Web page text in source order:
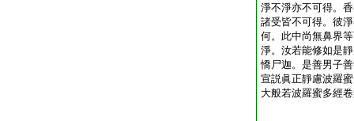
淨不淨亦不可得。
諸受皆不可得。彼
何。此中尚無鼻界
淨。汝若能修如是
憍尸迦。是善男子
宣説眞正靜慮波羅
大般若波羅蜜多經